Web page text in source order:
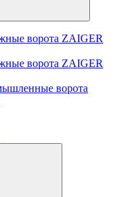
ворота ZAIGER
ворота ZAIGER
ворота